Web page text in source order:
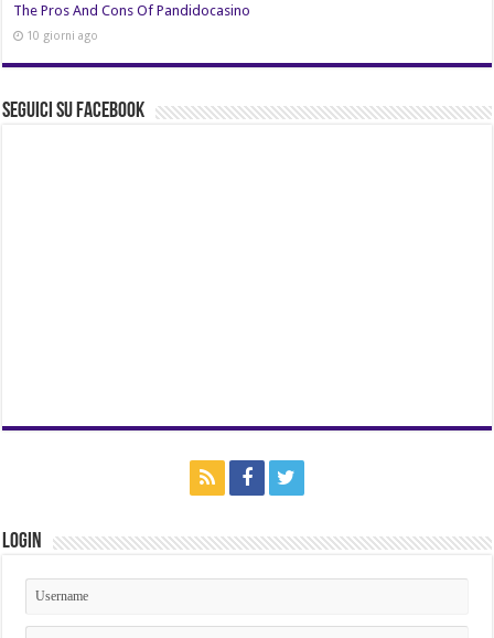
The Pros And Cons Of Pandidocasino
10 giorni ago
Seguici su Facebook
Login